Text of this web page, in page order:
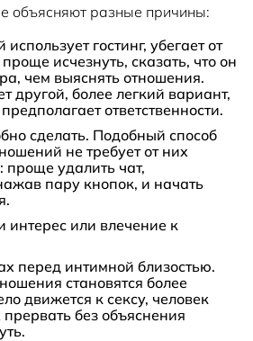
объясняют разные причины:
гостинг, убегает от
исчезнуть, сказать, что он
чем выяснять отношения.
другой, более легкий вариант,
ответственности.
сделать. Подобный способ
не требует от них
проще удалить чат,
пару кнопок, и начать
интерес или влечение к
перед интимной близостью.
становятся более
движется к сексу, человек
без объяснения